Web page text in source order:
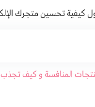
كيفية تحسين متجرك
المنافسة و كيف تجذب